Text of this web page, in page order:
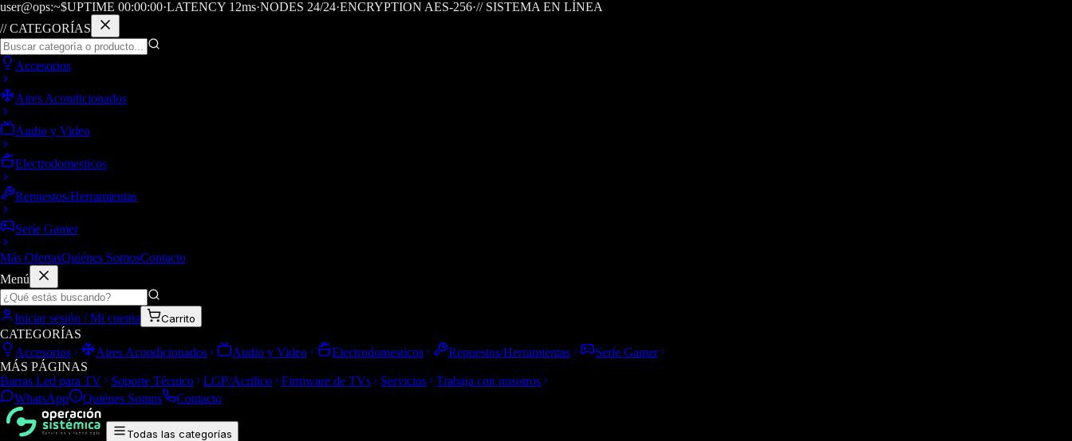
user@ops:~$UPTIME 00:00:00·LATENCY 12ms·NODES 24/24·ENCRYPTION AES-256·// SISTEMA EN LÍNEA
// CATEGORÍAS
Accesorios
Aires Acondicionados
Audio y Video
Electrodomesticos
Repuestos/Herramientas
Seríe Gamer
Más OfertasQuiénes SomosContacto
Menú
Iniciar sesión / Mi cuenta Carrito
CATEGORÍAS
Accesorios
Aires Acondicionados Audio y Video Electrodomesticos Repuestos/Herramientas
Seríe Gamer
MÁS PÁGINAS
Barras Led para TV
Soporte Técnico LGP/Acrilico Firmware de TVs Servicios
Trabaja con nosotros
WhatsApp
Quiénes Somos Contacto
Todas las categorías